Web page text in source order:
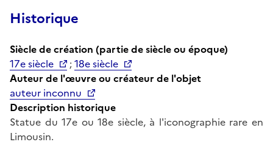
Historique
Siècle de création (partie de siècle ou époque)
17e siècle
;18e siècle
Auteur de l'œuvre ou créateur de l'objet
auteur inconnu
Description historique
Statue du 17e ou 18e siècle, à l'iconographie rare en
Limousin.